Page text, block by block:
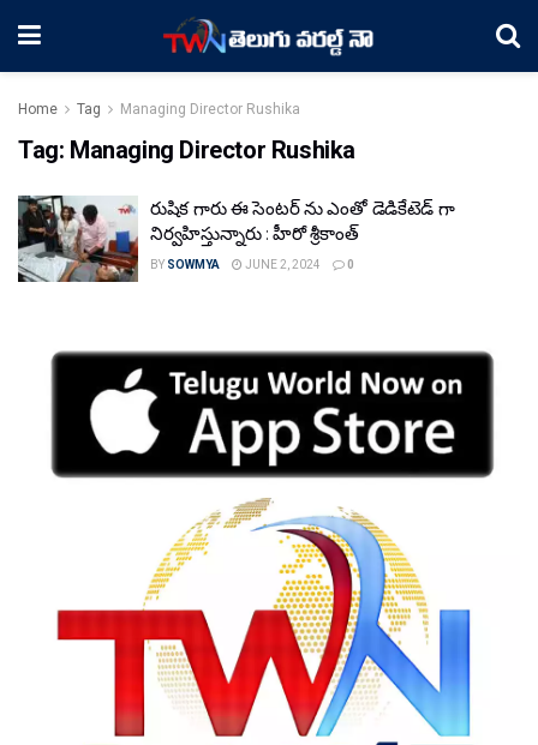
Home Tag Managing Director Rushika
Tag: Managing Director Rushika
రుషిక గారు ఈ సెంటర్ ను ఎంతో డెడికేటెడ్ గా
నిర్వహిస్తున్నారు : హీరో శ్రీకాంత్
BY SOWMYA JUNE 2, 2024 0